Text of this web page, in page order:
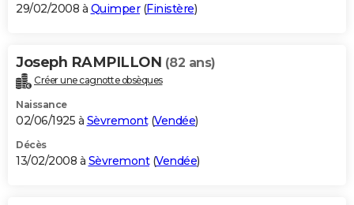
29/02/2008 à Quimper(Finistère)
Joseph RAMPILLON (82 ans)
Créer une cagnotte obsèques
Naissance
02/06/1925 à Sèvremont(Vendée)
Décès
13/02/2008 à Sèvremont(Vendée)